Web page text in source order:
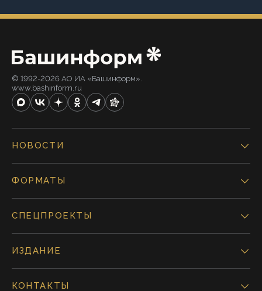
© 1992-2026 АО ИА «Башинформ».
www.bashinform.ru
НОВОСТИ
ФОРМАТЫ
СПЕЦПРОЕКТЫ
ИЗДАНИЕ
КОНТАКТЫ